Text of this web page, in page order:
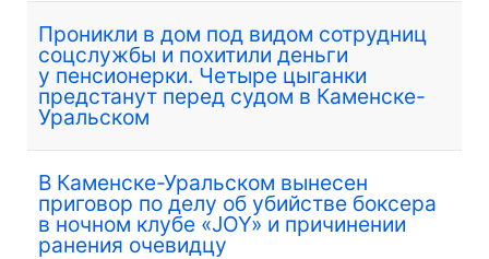
Проникли в дом под видом сотрудниц
соцслужбы и похитили деньги
у пенсионерки. Четыре цыганки
предстанут перед судом в Каменске-
Уральском
В Каменске-Уральском вынесен
приговор по делу об убийстве боксера
в ночном клубе «JOY» и причинении
ранения очевидцу